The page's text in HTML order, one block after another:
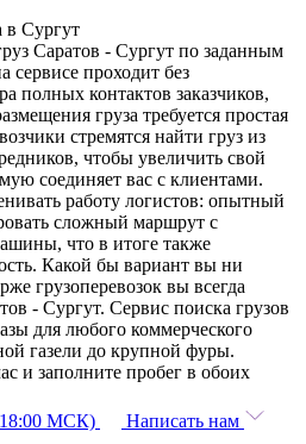
Сургут
Саратов - Сургут по заданным
сервисе проходит без
полных контактов заказчиков,
груза требуется простая
стремятся найти груз из
чтобы увеличить свой
соединяет вас с клиентами.
работу логистов: опытный
сложный маршрут с
что в итоге также
Какой бы вариант вы ни
грузоперевозок вы всегда
- Сургут. Сервис поиска грузов
для любого коммерческого
газели до крупной фуры.
и заполните пробег в обоих
18:00 МСК)
Написать нам